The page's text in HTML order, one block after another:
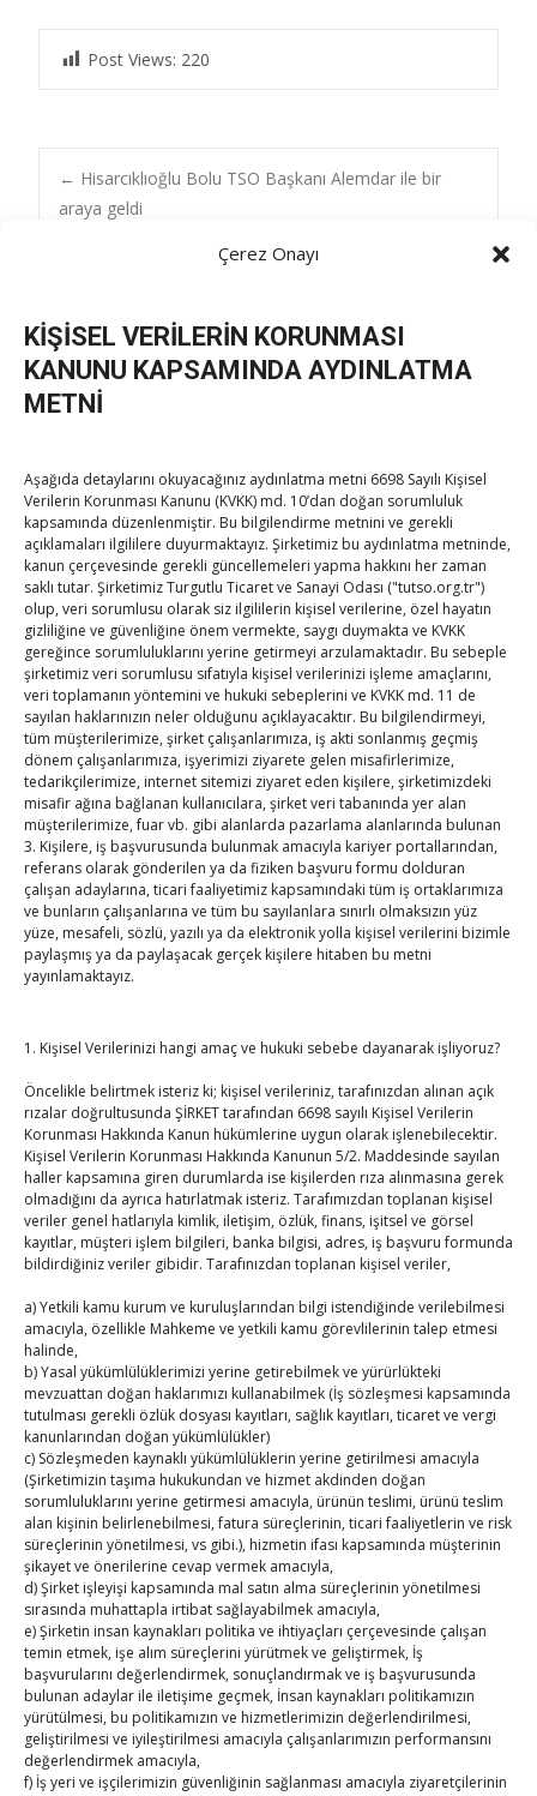
Çerez Onayı
KİŞİSEL VERİLERİN KORUNMASI
KANUNU KAPSAMINDA AYDINLATMA
METNİ
Aşağıda detaylarını okuyacağınız aydınlatma metni 6698 Sayılı Kişisel
Verilerin Korunması Kanunu (KVKK) md. 10’dan doğan sorumluluk
kapsamında düzenlenmiştir. Bu bilgilendirme metnini ve gerekli
açıklamaları ilgililere duyurmaktayız. Şirketimiz bu aydınlatma metninde,
kanun çerçevesinde gerekli güncellemeleri yapma hakkını her zaman
saklı tutar. Şirketimiz Turgutlu Ticaret ve Sanayi Odası ("tutso.org.tr")
olup, veri sorumlusu olarak siz ilgililerin kişisel verilerine, özel hayatın
gizliliğine ve güvenliğine önem vermekte, saygı duymakta ve KVKK
gereğince sorumluluklarını yerine getirmeyi arzulamaktadır. Bu sebeple
şirketimiz veri sorumlusu sıfatıyla kişisel verilerinizi işleme amaçlarını,
veri toplamanın yöntemini ve hukuki sebeplerini ve KVKK md. 11 de
sayılan haklarınızın neler olduğunu açıklayacaktır. Bu bilgilendirmeyi,
tüm müşterilerimize, şirket çalışanlarımıza, iş akti sonlanmış geçmiş
dönem çalışanlarımıza, işyerimizi ziyarete gelen misafirlerimize,
tedarikçilerimize, internet sitemizi ziyaret eden kişilere, şirketimizdeki
misafir ağına bağlanan kullanıcılara, şirket veri tabanında yer alan
müşterilerimize, fuar vb. gibi alanlarda pazarlama alanlarında bulunan
3. Kişilere, iş başvurusunda bulunmak amacıyla kariyer portallarından,
referans olarak gönderilen ya da fiziken başvuru formu dolduran
çalışan adaylarına, ticari faaliyetimiz kapsamındaki tüm iş ortaklarımıza
ve bunların çalışanlarına ve tüm bu sayılanlara sınırlı olmaksızın yüz
yüze, mesafeli, sözlü, yazılı ya da elektronik yolla kişisel verilerini bizimle
paylaşmış ya da paylaşacak gerçek kişilere hitaben bu metni
yayınlamaktayız.
1. Kişisel Verilerinizi hangi amaç ve hukuki sebebe dayanarak işliyoruz?
Öncelikle belirtmek isteriz ki; kişisel verileriniz, tarafınızdan alınan açık
rızalar doğrultusunda ŞİRKET tarafından 6698 sayılı Kişisel Verilerin
Korunması Hakkında Kanun hükümlerine uygun olarak işlenebilecektir.
Kişisel Verilerin Korunması Hakkında Kanunun 5/2. Maddesinde sayılan
haller kapsamına giren durumlarda ise kişilerden rıza alınmasına gerek
olmadığını da ayrıca hatırlatmak isteriz. Tarafımızdan toplanan kişisel
veriler genel hatlarıyla kimlik, iletişim, özlük, finans, işitsel ve görsel
kayıtlar, müşteri işlem bilgileri, banka bilgisi, adres, iş başvuru formunda
bildirdiğiniz veriler gibidir. Tarafınızdan toplanan kişisel veriler,
a) Yetkili kamu kurum ve kuruluşlarından bilgi istendiğinde verilebilmesi
amacıyla, özellikle Mahkeme ve yetkili kamu görevlilerinin talep etmesi
halinde,
b) Yasal yükümlülüklerimizi yerine getirebilmek ve yürürlükteki
mevzuattan doğan haklarımızı kullanabilmek (İş sözleşmesi kapsamında
tutulması gerekli özlük dosyası kayıtları, sağlık kayıtları, ticaret ve vergi
kanunlarından doğan yükümlülükler)
c) Sözleşmeden kaynaklı yükümlülüklerin yerine getirilmesi amacıyla
(Şirketimizin taşıma hukukundan ve hizmet akdinden doğan
sorumluluklarını yerine getirmesi amacıyla, ürünün teslimi, ürünü teslim
alan kişinin belirlenebilmesi, fatura süreçlerinin, ticari faaliyetlerin ve risk
süreçlerinin yönetilmesi, vs gibi.), hizmetin ifası kapsamında müşterinin
şikayet ve önerilerine cevap vermek amacıyla,
d) Şirket işleyişi kapsamında mal satın alma süreçlerinin yönetilmesi
sırasında muhattapla irtibat sağlayabilmek amacıyla,
e) Şirketin insan kaynakları politika ve ihtiyaçları çerçevesinde çalışan
temin etmek, işe alım süreçlerini yürütmek ve geliştirmek, İş
başvurularını değerlendirmek, sonuçlandırmak ve iş başvurusunda
bulunan adaylar ile iletişime geçmek, İnsan kaynakları politikamızın
yürütülmesi, bu politikamızın ve hizmetlerimizin değerlendirilmesi,
geliştirilmesi ve iyileştirilmesi amacıyla çalışanlarımızın performansını
değerlendirmek amacıyla,
f) İş yeri ve işçilerimizin güvenliğinin sağlanması amacıyla ziyaretçilerinin
Post Views: 220
Post
navigation
← Hisarcıklıoğlu Bolu TSO Başkanı Alemdar ile bir
araya geldi
TMB Yönetim Kurulu Üyesi Öz TOBB’u ziyaret etti
TOBB Son Yazılar
Kahramanmaraş Ticaret ve Sanayi Odası’nın yeni
binası hizmete açıldı
ByTUTSOon Ağu 5, 2026
Diren ailesine taziye ziyareti
ByTUTSO on Ağu 4, 2026
Hisarcıklıoğlu, Ardahan Üniversitesi Rektörü Prof. Dr.
Emiroğlu’nu kabul etti
ByTUTSOon Ağu 4, 2026
Hisarcıklıoğlu Muğla İl/İlçe Oda / Borsa Meclis Üyeleri
ile buluştu
By TUTSOon Ağu 2, 2026
Ağustos 2026
P
S Ç P C C
P
1
2
3
4 5 6 7 8
9
10
11 12 13 14 15
16
17
21 22
24
25 26 27 28 29
30
31
« Tem
E-BÜLTEN
Kasaba Ekonomi Dergisi
TOBB HABER
TUTSO İktisadi Durum Raporu
Kahramanmaraş Ticaret ve Sanayi Odası’nın yeni
binası hizmete açıldı
Diren ailesine taziye ziyareti